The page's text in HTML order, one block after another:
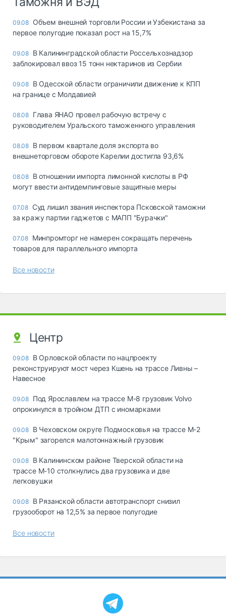
09.08 Объем внешней торговли России и Узбекистана за
первое полугодие показал рост на 15,7%
09.08 В Калининградской области Россельхознадзор
заблокировал ввоз 15 тонн нектаринов из Сербии
09.08 В Одесской области ограничили движение к КПП
на границе с Молдавией
08.08 Глава ЯНАО провел рабочую встречу с
руководителем Уральского таможенного управления
08.08 В первом квартале доля экспорта во
внешнеторговом обороте Карелии достигла 93,6%
08.08 В отношении импорта лимонной кислоты в РФ
могут ввести антидемпинговые защитные меры
07.08 Суд лишил звания инспектора Псковской таможни
за кражу партии гаджетов с МАПП "Бурачки"
07.08 Минпромторг не намерен сокращать перечень
товаров для параллельного импорта
Все новости
Центр
09.08 В Орловской области по нацпроекту
реконструируют мост через Кшень на трассе Ливны –
Навесное
09.08 Под Ярославлем на трассе М-8 грузовик Volvo
опрокинулся в тройном ДТП с иномарками
09.08 В Чеховском округе Подмосковья на трассе М-2
"Крым" загорелся малотоннажный грузовик
09.08 В Калининском районе Тверской области на
трассе М-10 столкнулись два грузовика и две
легковушки
09.08 В Рязанской области автотранспорт снизил
грузооборот на 12,5% за первое полугодие
Все новости